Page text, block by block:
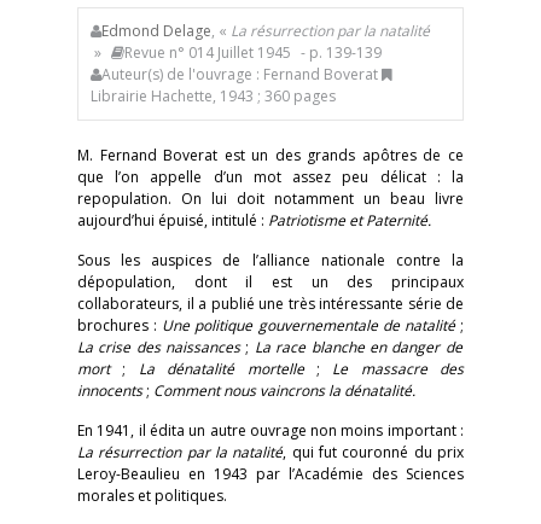
Edmond Delage, « La résurrection par la natalité
»
Revue n° 014 Juillet 1945 - p. 139-139
Auteur(s) de l'ouvrage : Fernand Boverat
Librairie Hachette, 1943 ; 360 pages
M. Fernand Boverat est un des grands apôtres de ce
que l’on appelle d’un mot assez peu délicat : la
repopulation. On lui doit notamment un beau livre
aujourd’hui épuisé, intitulé : Patriotisme et Paternité.
Sous les auspices de l’alliance nationale contre la
dépopulation, dont il est un des principaux
collaborateurs, il a publié une très intéressante série de
brochures : Une politique gouvernementale de natalité ;
La crise des naissances ; La race blanche en danger de
mort ; La dénatalité mortelle ; Le massacre des
innocents; Comment nous vaincrons la dénatalité.
En 1941, il édita un autre ouvrage non moins important :
La résurrection par la natalité, qui fut couronné du prix
Leroy-Beaulieu en 1943 par l’Académie des Sciences
morales et politiques.